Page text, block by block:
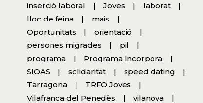
inserció laboral
Joves
laborat
lloc de feina
mais
Oportunitats
orientació
persones migrades
pil
programa
Programa Incorpora
SIOAS
solidaritat
speed dating
Tarragona
TRFO Joves
Vilafranca del Penedès
vilanova